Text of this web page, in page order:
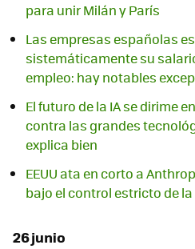
para unir Milán y París
Las empresas españolas
sistemáticamente su
empleo: hay notables
El futuro de la IA se dirime
contra las grandes
explica bien
EEUU ata en corto a
bajo el control estricto de
26 junio